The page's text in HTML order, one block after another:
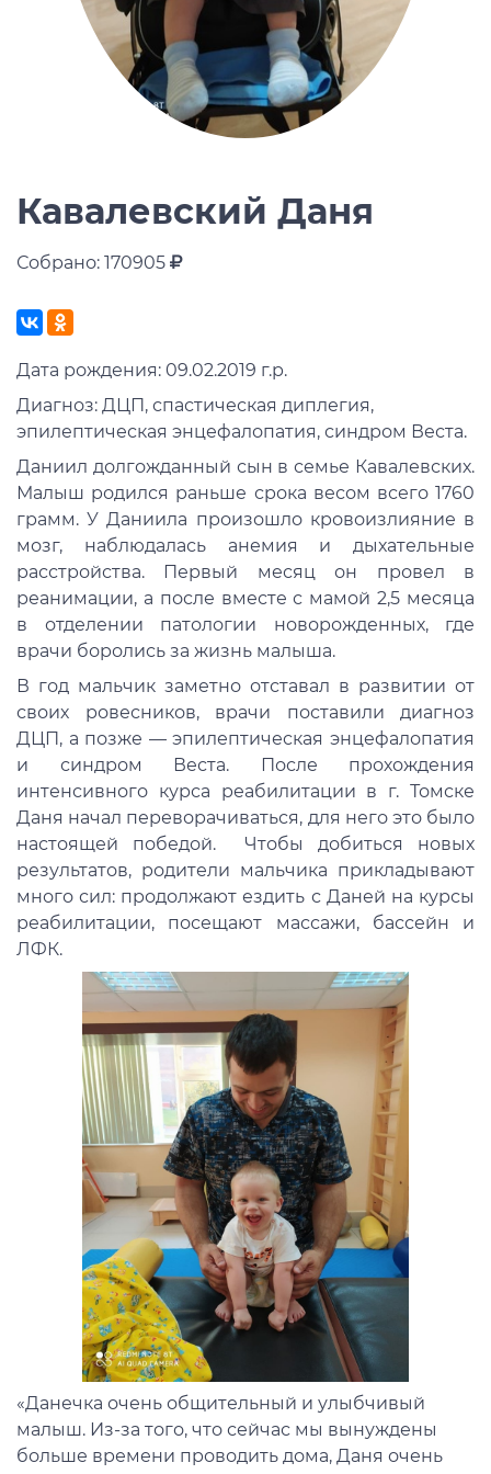
Кавалевский Даня
Собрано: 170905
Дата рождения: 09.02.2019 г.р.
Диагноз: ДЦП, спастическая диплегия,
эпилептическая энцефалопатия, синдром Веста.
Даниил долгожданный сын в семье Кавалевских.
Малыш родился раньше срока весом всего 1760
грамм. У Даниила произошло кровоизлияние в
мозг, наблюдалась анемия и дыхательные
расстройства. Первый месяц он провел в
реанимации, а после вместе с мамой 2,5 месяца
в отделении патологии новорожденных, где
врачи боролись за жизнь малыша.
В год мальчик заметно отставал в развитии от
своих ровесников, врачи поставили диагноз
ДЦП, а позже — эпилептическая энцефалопатия
и синдром Веста. После прохождения
интенсивного курса реабилитации в г. Томске
Даня начал переворачиваться, для него это было
настоящей победой. Чтобы добиться новых
результатов, родители мальчика прикладывают
много сил: продолжают ездить с Даней на курсы
реабилитации, посещают массажи, бассейн и
ЛФК.
«Данечка очень общительный и улыбчивый
малыш. Из-за того, что сейчас мы вынуждены
больше времени проводить дома, Даня очень